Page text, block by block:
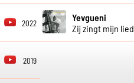
2022
Yevgueni
Zij zingt mijn lied
2019